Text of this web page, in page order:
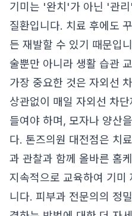
기미는 '완치'가 아닌 '관
질환입니다. 치료 후에도
든 재발할 수 있기 때문입
술뿐만 아니라 생활 습관
가장 중요한 것은 자외선
상관없이 매일 자외선 차
들여야 하며, 모자나 양산
다. 톤즈의원 대전점은 치
과 관찰과 함께 올바른 홈
지속적으로 교육하여 기미
니다. 피부과 전문의의 정